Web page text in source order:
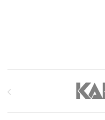
Brands Carousel